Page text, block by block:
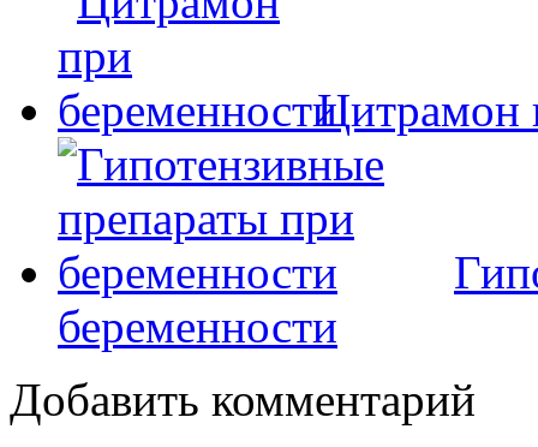
Цитрамон
беременности
Добавить комментарий